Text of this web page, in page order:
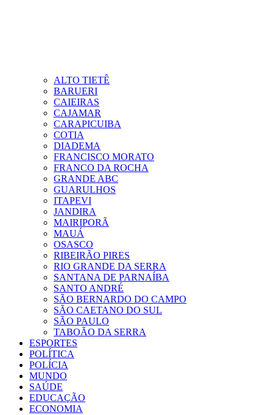
ALTO TIETÊ
BARUERI
CAIEIRAS
CAJAMAR
CARAPICUIBA
COTIA
DIADEMA
FRANCISCO MORATO
FRANCO DA ROCHA
GRANDE ABC
GUARULHOS
ITAPEVI
JANDIRA
MAIRIPORÃ
MAUÁ
OSASCO
RIBEIRÃO PIRES
RIO GRANDE DA SERRA
SANTANA DE PARNAÍBA
SANTO ANDRÉ
SÃO BERNARDO DO CAMPO
SÃO CAETANO DO SUL
SÃO PAULO
TABOÃO DA SERRA
ESPORTES
POLÍTICA
POLÍCIA
MUNDO
SAÚDE
EDUCAÇÃO
ECONOMIA